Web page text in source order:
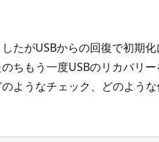
たがUSBからの回復で初期
のちもう一度USBのリカバ
ようなチェック、どのよう